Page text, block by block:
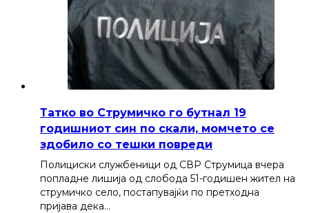
Татко во Струмичко го бутнал 19
годишниот син по скали, момчето се
здобило со тешки повреди
Полициски службеници од СВР Струмица вчера
попладне лишија од слобода 51-годишен жител на
струмичко село, постапувајќи по претходна
пријава дека…